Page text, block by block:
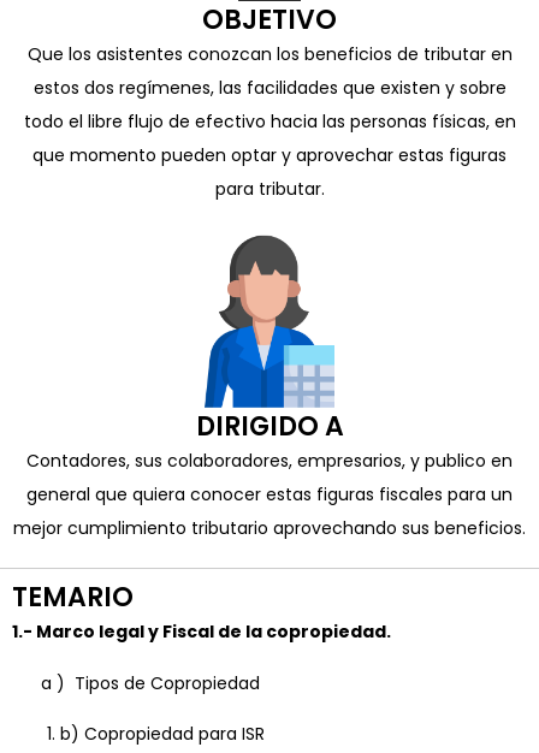
OBJETIVO
Que los asistentes conozcan los beneficios de tributar en
estos dos regímenes, las facilidades que existen y sobre
todo el libre flujo de efectivo hacia las personas físicas, en
que momento pueden optar y aprovechar estas figuras
para tributar.
DIRIGIDO A
Contadores, sus colaboradores, empresarios, y publico en
general que quiera conocer estas figuras fiscales para un
mejor cumplimiento tributario aprovechando sus beneficios.
TEMARIO
1.- Marco legal y Fiscal de la copropiedad.
a ) Tipos de Copropiedad
b) Copropiedad para ISR